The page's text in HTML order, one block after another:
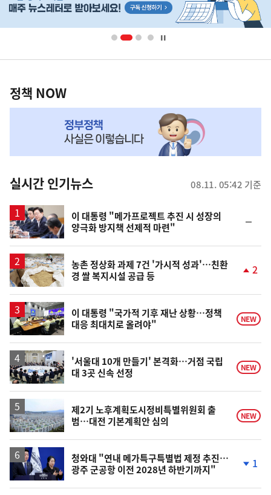
배
영
책
NOW,
뉴
스
정책 NOW
실시간 인기뉴스 08.11. 05:42 기준
이 대통령 "메가프로젝트 추진 시 성장의
양극화 방지책 선제적 마련"
일
농촌 정상화 과제 7건 '가시적 성과'…친환
경 쌀 복지시설 공급 등
승
2
이 대통령 "국가적 기후 재난 상황…정책
대응 최대치로 올려야"
NEW
'서울대 10개 만들기' 본격화…거점 국립
대 3곳 신속 선정
NEW
제2기 노후계획도시정비특별위원회 출
범…대전 기본계획안 심의
NEW
청와대 "연내 메가특구특별법 제정 추진…
광주 군공항 이전 2028년 하반기까지"
1